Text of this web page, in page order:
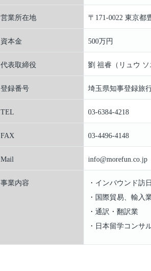
営業所在地 〒171-0022 東京都
資本金 500万円
代表取締役 劉 祖睿（リュウ ソ
登録番号 埼玉県知事登録旅
TEL 03-6384-4218
FAX 03-4496-4148
Mail info@morefun.co.jp
事業内容
・インバウンド訪
・国際貿易、輸入
・通訳・翻訳業
・日本留学コンサ